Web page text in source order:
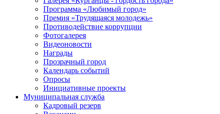
Программа «Любимый город»
Премия «Трудящаяся молодежь»
Противодействие коррупции
Фотогалерея
Видеоновости
Награды
Прозрачный город
Календарь событий
Опросы
Инициативные проекты
Муниципальная служба
Кадровый резерв